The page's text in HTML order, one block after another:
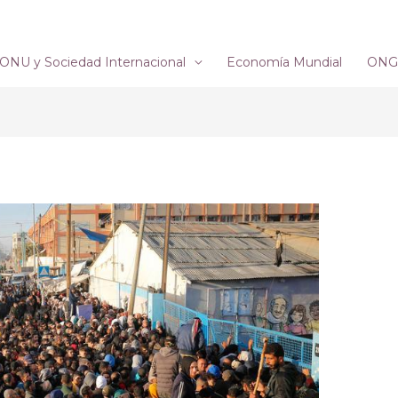
ONU y Sociedad Internacional Economía Mundial